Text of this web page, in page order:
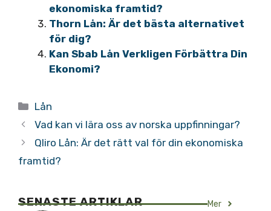
ekonomiska framtid?
Thorn Lån: Är det bästa alternativet
för dig?
Kan Sbab Lån Verkligen Förbättra Din
Ekonomi?
Kategorier
Lån
Vad kan vi lära oss av norska uppfinningar?
Qliro Lån: Är det rätt val för din ekonomiska
framtid?
SENASTE ARTIKLAR Mer